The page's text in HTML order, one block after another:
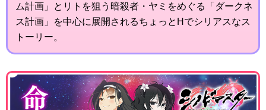
ム計画」とリトを狙う暗殺者・ヤミをめぐる「ダークネ
ス計画」を中心に展開されるちょっとHでシリアスなス
トーリー。